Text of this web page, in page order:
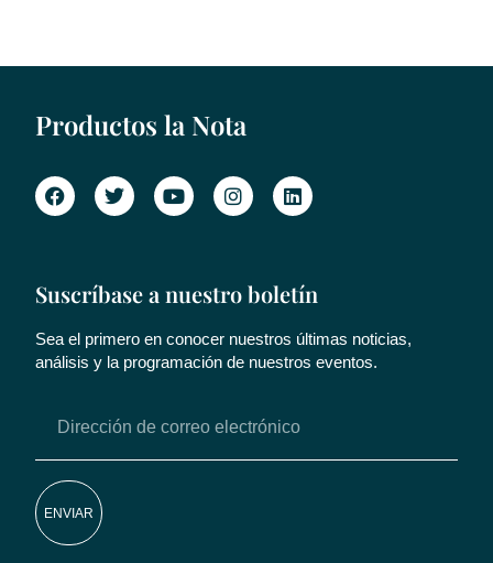
Productos la Nota
Suscríbase a nuestro boletín
Sea el primero en conocer nuestros últimas noticias,
análisis y la programación de nuestros eventos.
ENVIAR